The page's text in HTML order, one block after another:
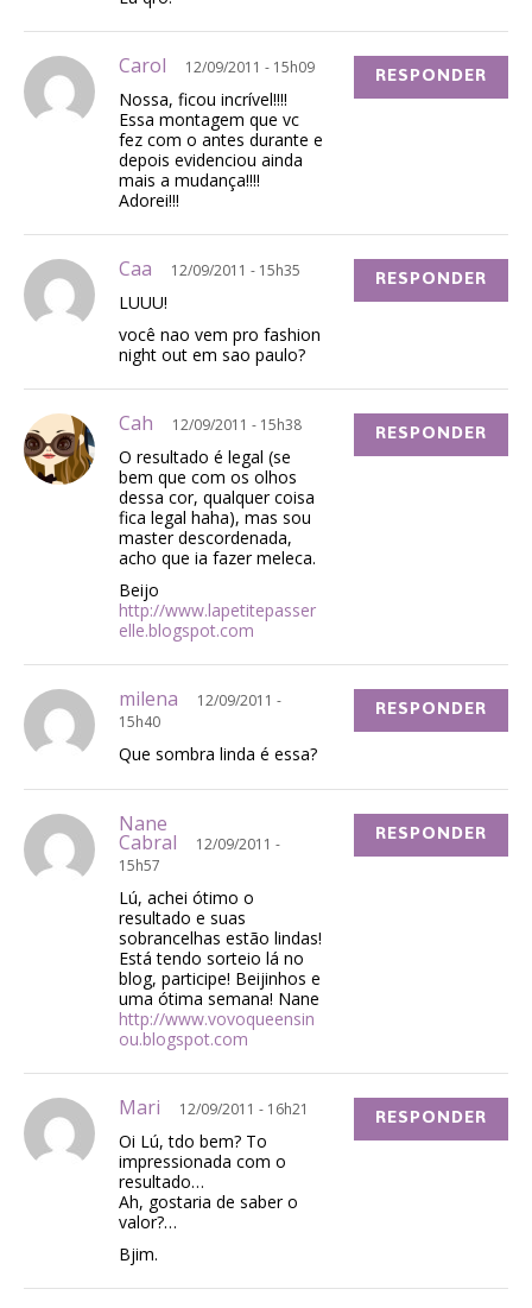
Carol 12/09/2011 - 15h09
Nossa, ficou incrível!!!!
Essa montagem que vc
fez com o antes durante e
depois evidenciou ainda
mais a mudança!!!!
Adorei!!!
RESPONDER
Caa 12/09/2011 - 15h35
LUUU!
você nao vem pro fashion
night out em sao paulo?
RESPONDER
Cah 12/09/2011 - 15h38
O resultado é legal (se
bem que com os olhos
dessa cor, qualquer coisa
fica legal haha), mas sou
master descordenada,
acho que ia fazer meleca.
Beijo
http://www.lapetitepasser
elle.blogspot.com
RESPONDER
milena
12/09/2011 -
15h40
Que sombra linda é essa?
RESPONDER
Nane
Cabral
12/09/2011 -
15h57
Lú, achei ótimo o
resultado e suas
sobrancelhas estão lindas!
Está tendo sorteio lá no
blog, participe! Beijinhos e
uma ótima semana! Nane
http://www.vovoqueensin
ou.blogspot.com
RESPONDER
Mari 12/09/2011 - 16h21
Oi Lú, tdo bem? To
impressionada com o
resultado…
Ah, gostaria de saber o
valor?…
Bjim.
RESPONDER